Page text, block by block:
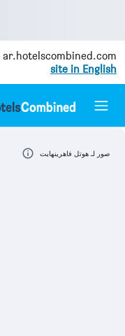
ar.hotelscombined.com
site in English
صور لـ هوتل فاهرينهايت